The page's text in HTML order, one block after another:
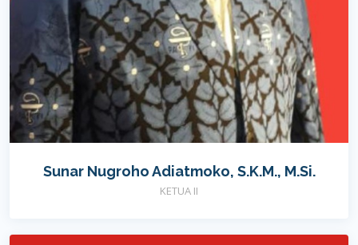
Sunar Nugroho Adiatmoko, S.K.M., M.Si.
KETUA II